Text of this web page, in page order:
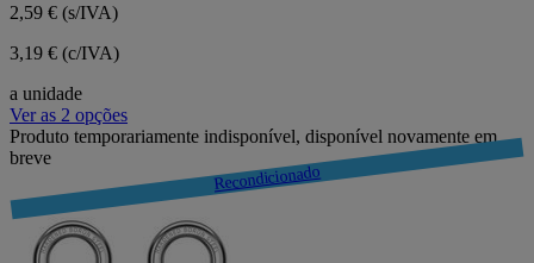
2,59 € (s/IVA)
3,19 € (c/IVA)
a unidade
Ver as 2 opções
Produto temporariamente indisponível, disponível novamente em
breve